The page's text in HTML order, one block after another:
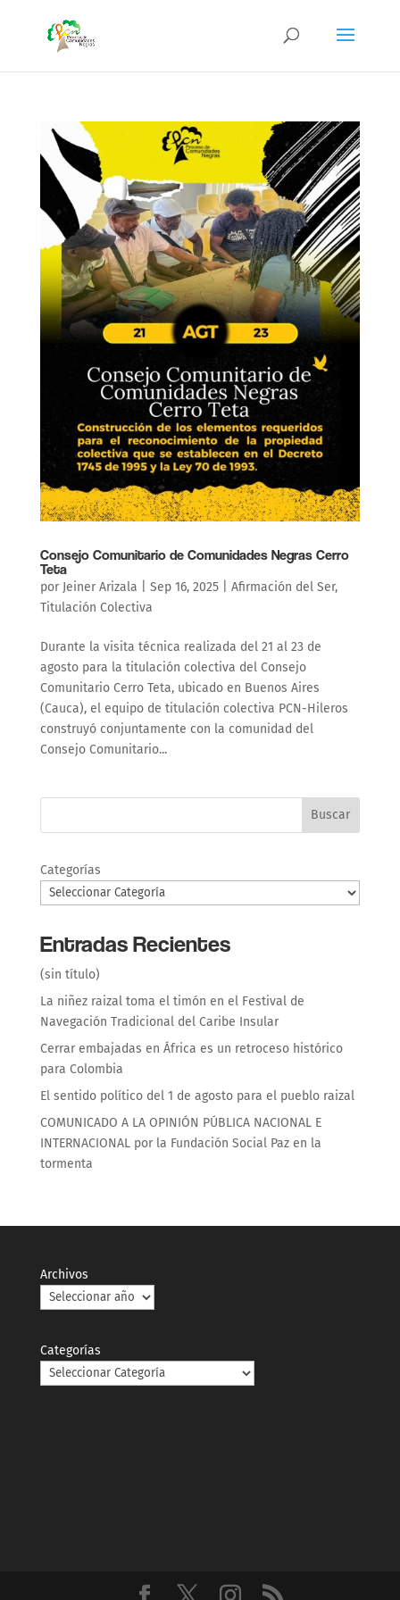
Consejo Comunitario de Comunidades Negras Cerro
Teta
por Jeiner Arizala Sep 16, 2025| Afirmación del Ser,
Titulación Colectiva
Durante la visita técnica realizada del 21 al 23 de
agosto para la titulación colectiva del Consejo
Comunitario Cerro Teta, ubicado en Buenos Aires
(Cauca), el equipo de titulación colectiva PCN-Hileros
construyó conjuntamente con la comunidad del
Consejo Comunitario...
Buscar
Categorías
Entradas Recientes
(sin título)
La niñez raizal toma el timón en el Festival de
Navegación Tradicional del Caribe Insular
Cerrar embajadas en África es un retroceso histórico
para Colombia
El sentido político del 1 de agosto para el pueblo raizal
COMUNICADO A LA OPINIÓN PÚBLICA NACIONAL E
INTERNACIONAL por la Fundación Social Paz en la
tormenta
Archivos
Categorías